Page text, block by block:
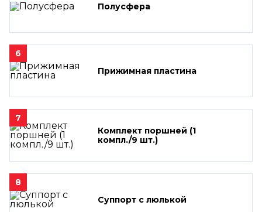
Полусфера
6
Прижимная пластина
7
Комплект поршней (1
компл./9 шт.)
8
Суппорт с люлькой